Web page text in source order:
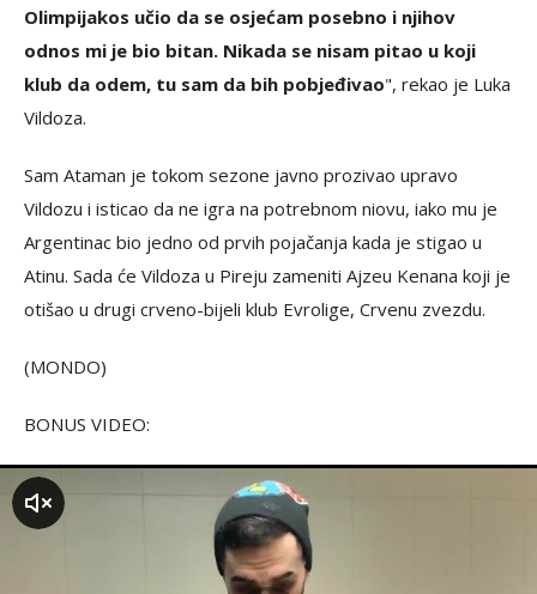
Olimpijakos učio da se osjećam posebno i njihov
odnos mi je bio bitan. Nikada se nisam pitao u koji
klub da odem, tu sam da bih pobjeđivao", rekao je Luka
Vildoza.
Sam Ataman je tokom sezone javno prozivao upravo
Vildozu i isticao da ne igra na potrebnom niovu, iako mu je
Argentinac bio jedno od prvih pojačanja kada je stigao u
Atinu. Sada će Vildoza u Pireju zameniti Ajzeu Kenana koji je
otišao u drugi crveno-bijeli klub Evrolige, Crvenu zvezdu.
(MONDO)
BONUS VIDEO: